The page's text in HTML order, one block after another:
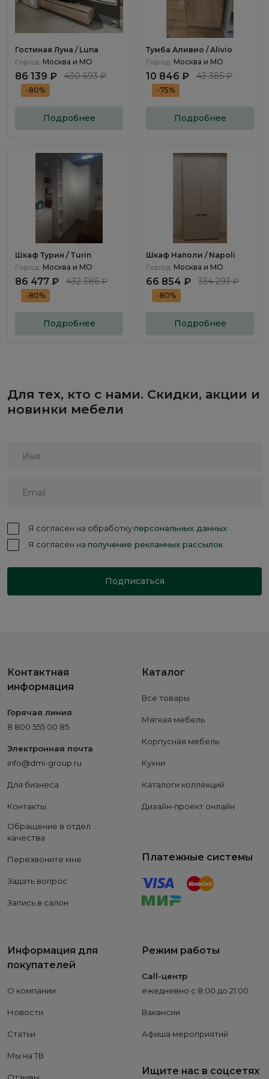
Гостиная Луна / Luna
Город: Москва и МО
86 139 ₽ 430 693 ₽
-80%
Подробнее
Тумба Аливио / Alivio
Город: Москва и МО
10 846 ₽ 43 385 ₽
-75%
Подробнее
Шкаф Турин / Turin
Город: Москва и МО
86 477 ₽ 432 386 ₽
-80%
Подробнее
Шкаф Наполи / Napoli
Город: Москва и МО
66 854 ₽ 334 293 ₽
-80%
Подробнее
Для тех, кто с нами. Скидки, акции и
новинки мебели
Я согласен на обработкуперсональных данных
Я согласен на получение рекламных рассылок
Подписаться
Контактная
информация
Горячая линия
8 800 555 00 85
Электронная почта
info@dmi-group.ru
Для бизнеса
Контакты
Обращение в отдел
качества
Перезвоните мне
Задать вопрос
Запись в салон
Каталог
Все товары
Мягкая мебель
Корпусная мебель
Кухни
Каталоги коллекций
Дизайн-проект онлайн
Платежные системы
Информация для
покупателей
О компании
Новости
Статьи
Мы на ТВ
Режим работы
Call-центр
ежедневно с 8:00 до 21:00
Вакансии
Афиша мероприятий
Ищите нас в соцсетях